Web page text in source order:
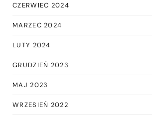
CZERWIEC 2024
MARZEC 2024
LUTY 2024
GRUDZIEŃ 2023
MAJ 2023
WRZESIEŃ 2022